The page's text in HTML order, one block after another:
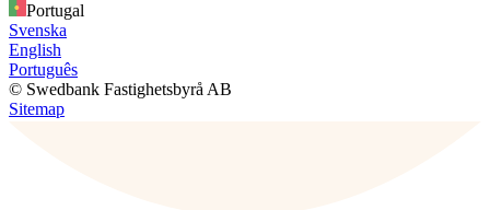
Portugal
Svenska
English
Português
© Swedbank Fastighetsbyrå AB
Sitemap